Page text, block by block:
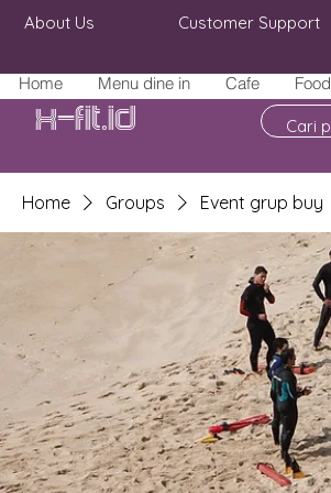
Home Menu dine in Cafe Food
About Us
Customer Support
X-fit.id
Home Groups Event grup buy